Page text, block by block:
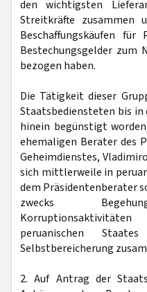
den wichtigsten
Streitkräfte zusammen
Beschaffungskäufen
Bestechungsgelder zum
bezogen haben.
Die Tätigkeit dieser
Staatsbediensteten bis in
hinein begünstigt
ehemaligen Berater des
Geheimdienstes,
sich mittlerweile in
dem Präsidentenberater
zwecks
peruanischen
Selbstbereicherung
2. Auf Antrag der